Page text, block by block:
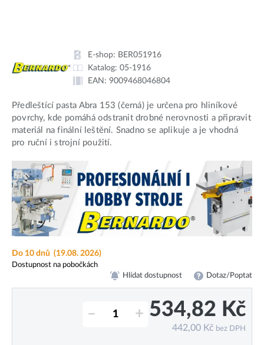
E-shop: BER051916
Katalog: 05-1916
EAN: 9009468046804
Předleštící pasta Abra 153 (černá) je určena pro hliníkové
povrchy, kde pomáhá odstranit drobné nerovnosti a připravit
materiál na finální leštění. Snadno se aplikuje a je vhodná
pro ruční i strojní použití.
Do 10 dnů (19.08. 2026)
Dostupnost na pobočkách
Hlídat dostupnost Dotaz/Poptat
– + 534,82 Kč
442,00 Kč bez DPH